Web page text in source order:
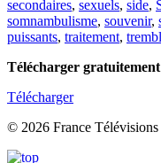
secondaires, sexuels, side,
somnambulisme, souvenir,
puissants, traitement,
Télécharger
Télécharger
© 2026 France Télévisions